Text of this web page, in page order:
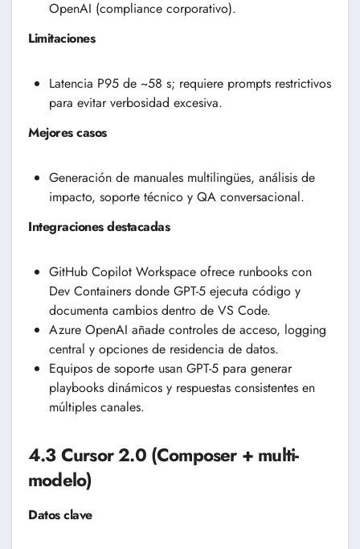
OpenAI (compliance corporativo).
Limitaciones
Latencia P95 de ~58 s; requiere prompts restrictivos
para evitar verbosidad excesiva.
Mejores casos
Generación de manuales multilingües, análisis de
impacto, soporte técnico y QA conversacional.
Integraciones destacadas
GitHub Copilot Workspace ofrece runbooks con
Dev Containers donde GPT-5 ejecuta código y
documenta cambios dentro de VS Code.
Azure OpenAI añade controles de acceso, logging
central y opciones de residencia de datos.
Equipos de soporte usan GPT-5 para generar
playbooks dinámicos y respuestas consistentes en
múltiples canales.
4.3 Cursor 2.0 (Composer + multi-
modelo)
Datos clave